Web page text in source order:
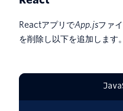
ReactアプリでApp.jsファ
を削除し以下を追加します。